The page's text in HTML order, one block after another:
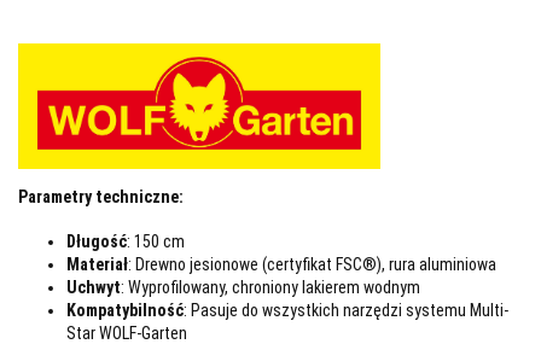
Parametry techniczne:
Długość: 150 cm
Materiał: Drewno jesionowe (certyfikat FSC®), rura aluminiowa
Uchwyt: Wyprofilowany, chroniony lakierem wodnym
Kompatybilność: Pasuje do wszystkich narzędzi systemu Multi-
Star WOLF-Garten